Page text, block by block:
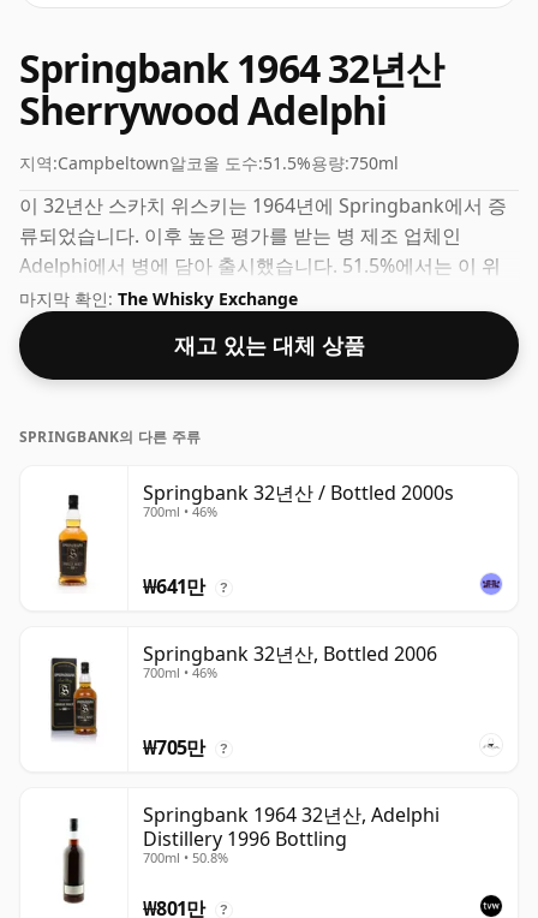
Springbank 1964 32년산
Sherrywood Adelphi
지역:Campbeltown알코올 도수:51.5%용량:750ml
이 32년산 스카치 위스키는 1964년에 Springbank에서 증
류되었습니다. 이후 높은 평가를 받는 병 제조 업체인
Adelphi에서 병에 담아 출시했습니다. 51.5%에서는 이 위
스키에 적당한 물 한두 방울을 추가하여 질감을 향상시키고
정신을 열 수 있습니다.
마지막 확인: The Whisky Exchange
재고 있는 대체 상품
SPRINGBANK의 다른 주류
Springbank 32년산 / Bottled 2000s
700ml • 46%
₩641만 ?
Springbank 32년산, Bottled 2006
700ml • 46%
₩705만 ?
Springbank 1964 32년산, Adelphi
Distillery 1996 Bottling
700ml • 50.8%
₩801만 ?